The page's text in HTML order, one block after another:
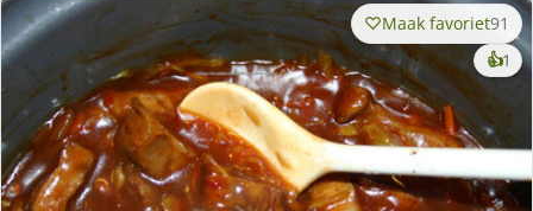
Maak favoriet91
👍1